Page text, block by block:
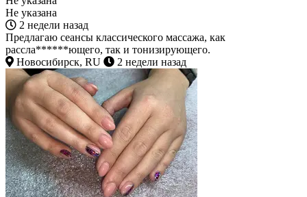
Не указана
2 недели назад
Предлагаю сеансы классического массажа, как
рассла******ющего, так и тонизирующего.
Новосибирск, RU
2 недели назад